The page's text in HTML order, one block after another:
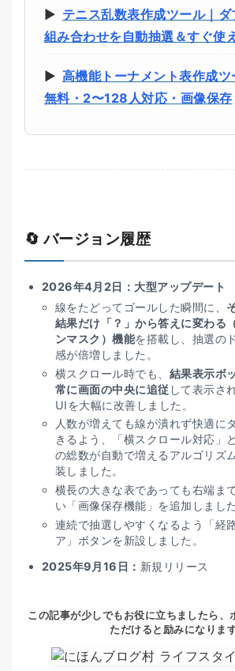
▶ テニス乱数表作成ツール｜ダ
組み合わせを自動抽選＆すぐ使
▶ 高機能トーナメント表作成ツ
無料・2〜128人対応・画像保存
🔄 バージョン履歴
2026年4月2日：大型アップデート
線をたどってゴールした瞬間に、
結果だけ「？」から答えに変わる
ンマスク）機能を搭載し、抽選の
感が倍増しました。
横スクロール時でも、 結果表示ボ
常に画面の中央に追従 して表示さ
UIを大幅に改善しました。
人数が増えても線が潰れず快適に
きるよう、「横スクロール対応」
の総数が自動で増えるアルゴリズ
装しました。
横長の大きな表であっても右端ま
い「画像保存機能」を追加しました
連続で抽選しやすくなるよう「経
ア」ボタンを新設しました。
2025年9月16日： 新規リリース
この記事が少しでもお役に立ちましたら、
ただけると励みになりま